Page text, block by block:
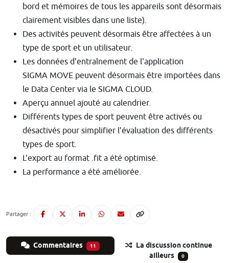
bord et mémoires de tous les appareils sont désormais
clairement visibles dans une liste).
Des activités peuvent désormais être affectées à un
type de sport et un utilisateur.
Les données d'entraînement de l'application
SIGMA MOVE peuvent désormais être importées dans
le Data Center via le SIGMA CLOUD.
Aperçu annuel ajouté au calendrier.
Différents types de sport peuvent être activés ou
désactivés pour simplifier l'évaluation des différents
types de sport.
L'export au format .fit a été optimisé.
La performance a été améliorée.
Partager :
Commentaires 11
La discussion continue
ailleurs
0